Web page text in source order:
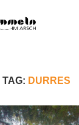
TAG: DURRES